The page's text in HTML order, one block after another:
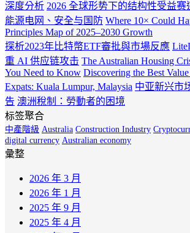
深度分析 2026 全球形势下的结构性受益赛
能源电网、安全与国防 Where 10× Could
Principles Map of 2025–2030 Growth
探析2023年比特幣ETF審批與市場反應
重 AI 供应链攻击 The Australian Housing
You Need to Know Discovering the Best
Expats: Kuala Lumpur, Malaysia 中亚新兴市
告 澳洲稅制：勞動者的困境
标签聚合
中產階級 Australia Construction Industry
digital currency Australian economy
彙整
2026 年 3 月
2026 年 1 月
2025 年 9 月
2025 年 4 月